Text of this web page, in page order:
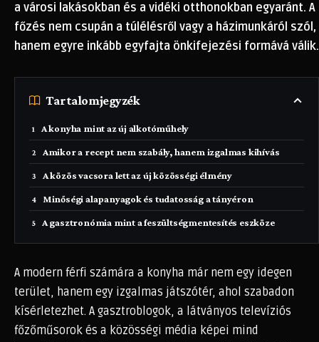
a városi lakásokban és a vidéki otthonokban egyaránt. A
főzés nem csupán a túlélésről vagy a házimunkáról szól,
hanem egyre inkább egyfajta önkifejezési formává válik.
Tartalomjegyzék
A konyha mint az új alkotóműhely
Amikor a recept nem szabály, hanem izgalmas kihívás
A közös vacsora lett az új közösségi élmény
Minőségi alapanyagok és tudatosság a tányéron
A gasztronómia mint a feszültségmentesítés eszköze
A modern férfi számára a konyha már nem egy idegen
terület, hanem egy izgalmas játszótér, ahol szabadon
kísérletezhet. A gasztroblogok, a látványos televíziós
főzőműsorok és a közösségi média képei mind